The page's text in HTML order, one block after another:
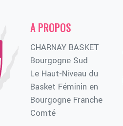
A PROPOS
CHARNAY BASKET
Bourgogne Sud
Le Haut-Niveau du
Basket Féminin en
Bourgogne Franche
Comté